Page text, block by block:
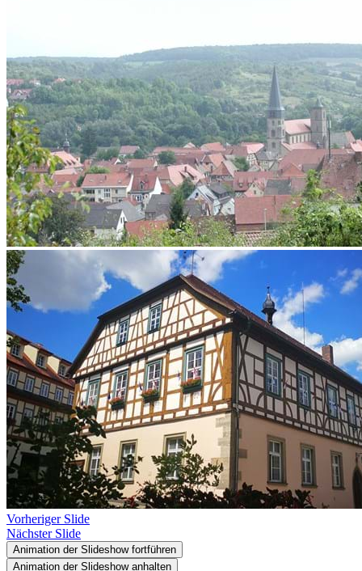
Vorheriger Slide
Nächster Slide
Animation der Slideshow fortführen
Animation der Slideshow anhalten